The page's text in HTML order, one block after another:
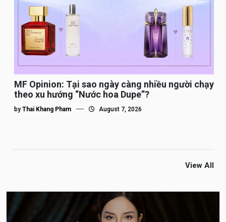
MF Opinion: Tại sao ngày càng nhiều người chạy
theo xu hướng “Nước hoa Dupe”?
by Thai Khang Pham August 7, 2026
View All